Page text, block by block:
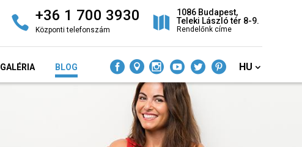
+36 1 700 3930
Központi telefonszám
1086 Budapest,
Teleki László tér 8-9.
Rendelőnk címe
GALÉRIA BLOG HU